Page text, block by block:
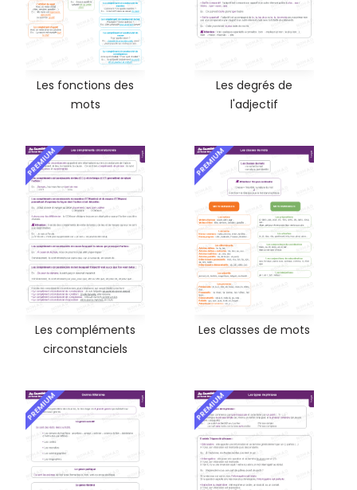
Les fonctions des
mots
Les degrés de
l'adjectif
PREMIUM
Les compléments
circonstanciels
PREMIUM
Les classes de mots
PREMIUM PREMIUM